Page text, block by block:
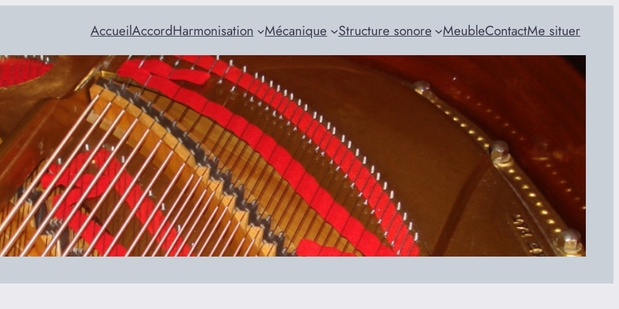
AccueilAccordHarmonisation Mécanique Structure sonore MeubleContactMe situer